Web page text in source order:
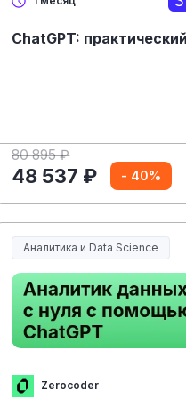
ChatGPT:
80 895 ₽
48 537 ₽ - 40%
Аналитика и Data Science
Zerocoder